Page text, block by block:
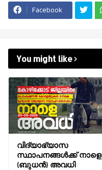
Facebook
You might like
വിദ്യാഭ്യാസ
സ്ഥാപനങ്ങൾക്ക് നാളെ
(ബുധൻ) അവധി